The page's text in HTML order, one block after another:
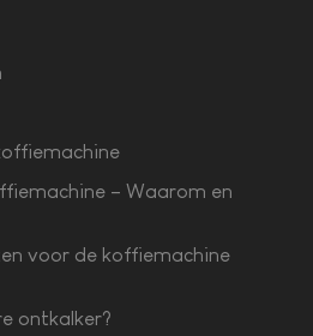
– Waarom en
voor de koffiemachine
ontkalker?